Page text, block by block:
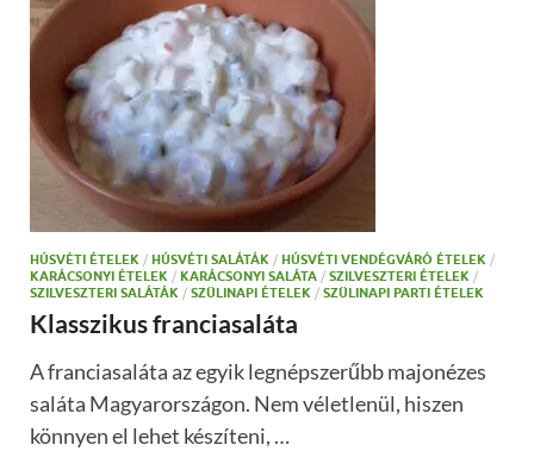
HÚSVÉTI ÉTELEK / HÚSVÉTI SALÁTÁK / HÚSVÉTI VENDÉGVÁRÓ ÉTELEK /
KARÁCSONYI ÉTELEK / KARÁCSONYI SALÁTA / SZILVESZTERI ÉTELEK /
SZILVESZTERI SALÁTÁK / SZÜLINAPI ÉTELEK / SZÜLINAPI PARTI ÉTELEK
Klasszikus franciasaláta
A franciasaláta az egyik legnépszerűbb majonézes
saláta Magyarországon. Nem véletlenül, hiszen
könnyen el lehet készíteni, …